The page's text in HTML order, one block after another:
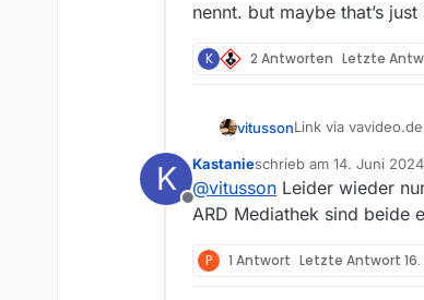
nennt. but maybe that’s just
K 2 Antworten Letzte
vitussonLink via vavideo.de
720 https://
Wobei ich bei
K
Offline
Kastanieschrieb am 14. Juni
zuletzt editiert von
@vitusson Leider wieder
ARD Mediathek sind beide
P 1 Antwort Letzte Antwort